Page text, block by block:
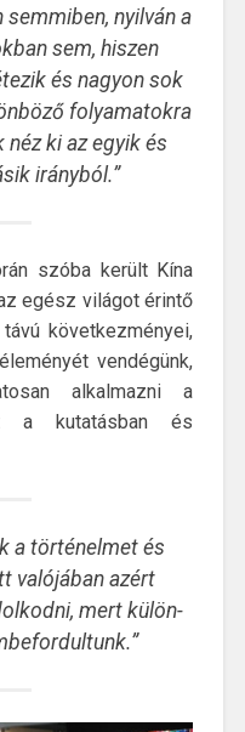
semmiben, nyilván a
sem, hiszen
és nagyon sok
folyamatokra
néz ki az egyik és
irányból.”
szóba került Kína
egész világot érintő
következményei,
vendégünk,
alkalmazni a
a kutatásban és
a történelmet és
valójában azért
mert külön-